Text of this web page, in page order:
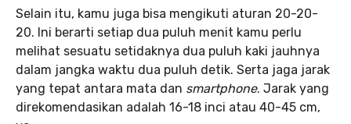
Selain itu, kamu juga bisa mengikuti aturan 20-20-
20. Ini berarti setiap dua puluh menit kamu perlu
melihat sesuatu setidaknya dua puluh kaki jauhnya
dalam jangka waktu dua puluh detik. Serta jaga jarak
yang tepat antara mata dan smartphone. Jarak yang
direkomendasikan adalah 16-18 inci atau 40-45 cm,